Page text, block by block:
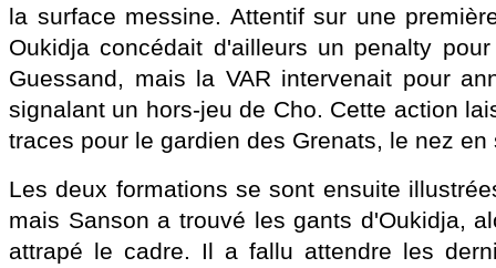
la surface messine. Attentif sur une
Oukidja concédait d'ailleurs un penalty
Guessand, mais la VAR intervenait pour
signalant un hors-jeu de Cho. Cette action
traces pour le gardien des Grenats, le nez en
Les deux formations se sont ensuite
mais Sanson a trouvé les gants d'Oukidja,
attrapé le cadre. Il a fallu attendre les